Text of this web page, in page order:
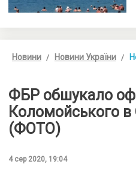
Новини Новини України
ФБР обшукало
Коломойського
(ФОТО)
4 сер 2020, 19:04